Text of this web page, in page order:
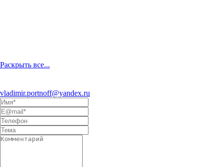
Раскрыть все...
vladimir.portnoff@yandex.ru